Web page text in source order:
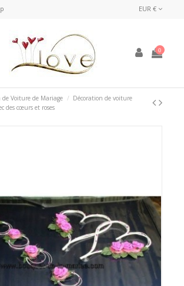
EUR €
0
de Voiture de Mariage
Décoration de voiture
des cœurs et roses